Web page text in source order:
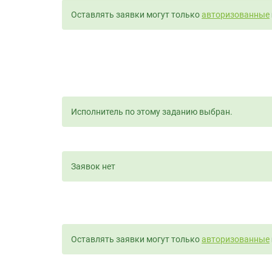
Оставлять заявки могут толькоавторизованные
Исполнитель по этому заданию выбран.
Заявок нет
Оставлять заявки могут толькоавторизованные